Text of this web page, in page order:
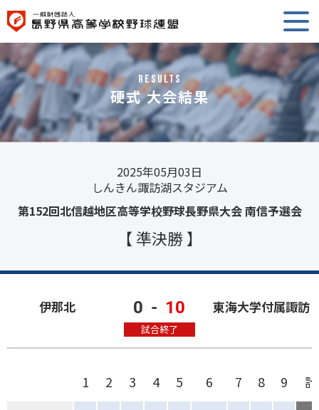
RESULTS
硬式 大会結果
2025年05月03日
しんきん諏訪湖スタジアム
第152回北信越地区高等学校野球長野県大会 南信予選会
【 準決勝 】
伊那北 0 - 10
試合終了
東海大学付属諏訪
1 2 3 4 5 6 7 8 9 計